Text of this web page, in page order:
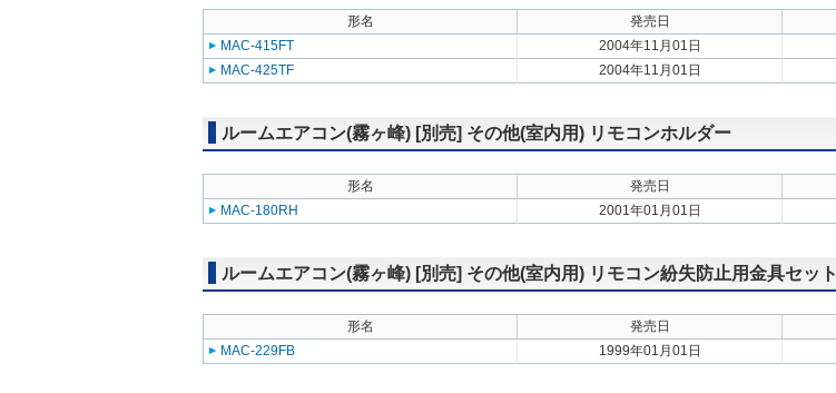
形名 発売日
MAC-415FT
2004年11月01日
MAC-425TF
2004年11月01日
ルームエアコン(霧ヶ峰) [別売] その他(室内用) リモコンホルダー
形名 発売日
MAC-180RH
2001年01月01日
ルームエアコン(霧ヶ峰) [別売] その他(室内用) リモコン紛失防止用金具セット
形名 発売日
MAC-229FB
1999年01月01日